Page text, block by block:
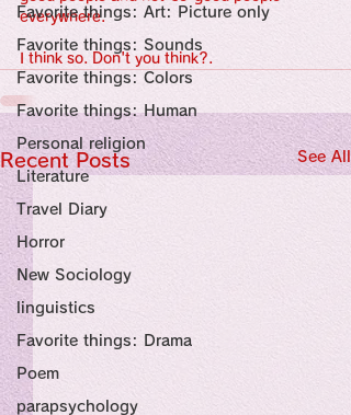
Favorite things: Art: Picture only
Favorite things: Sounds
Favorite things: Colors
Favorite things: Human
Personal religion
Literature
Travel Diary
Horror
New Sociology
linguistics
Favorite things: Drama
Poem
parapsychology
everywhere.
I think so. Don't you think?.
Recent Posts See All